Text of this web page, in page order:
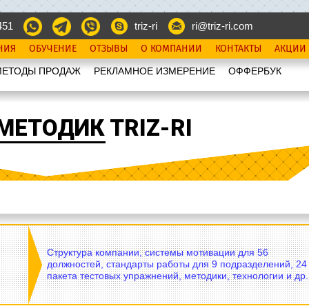
triz-ri ri@triz-ri.com
ОБУЧЕНИЕ ОТЗЫВЫ О КОМПАНИИ КОНТАКТЫ АКЦИИ
ПРОДАЖ РЕКЛАМНОЕ ИЗМЕРЕНИЕ OФФЕРБУК
TRIZ-RI
Структура компании, системы мотивации для 56
должностей, стандарты работы для 9 подразделений, 24
пакета тестовых упражнений, методики, технологии и др.